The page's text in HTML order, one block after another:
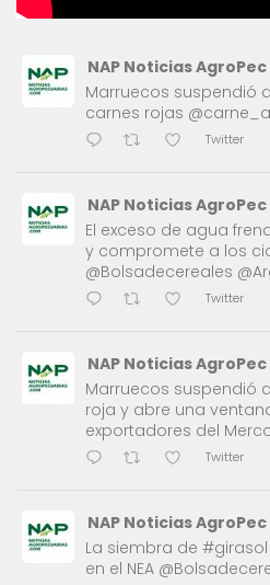
NAP Noticias AgroPec
Marruecos suspendió
carnes rojas
Twitter
NAP Noticias AgroPec
El exceso de agua
y compromete a los
@Bolsadecereales
Twitter
NAP Noticias AgroPec
Marruecos suspendió
roja y abre una
exportadores del
Twitter
NAP Noticias AgroPec
La siembra de
en el NEA